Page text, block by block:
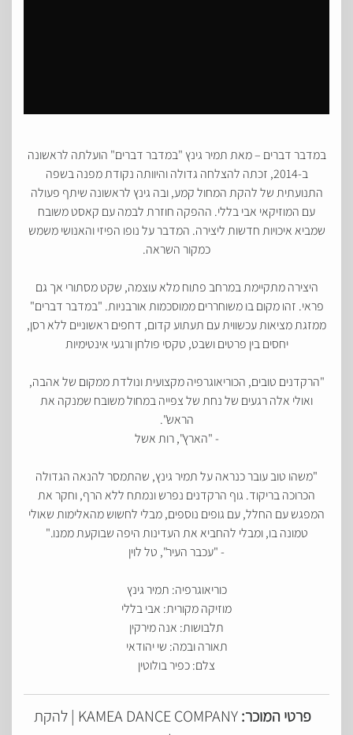
במדבר דברים – מאת תמיר גינץ "במדבר דברים" הועלתה לראשונה
ב-2014, זכתה להצלחה גדולה והיוותה נקודת מפנה בשפה
התנועתית של להקת המחול קמע, ובה גינץ לראשונה שיתף פעולה
עם המוזיקאי אבי בללי. ההפקה חוזרת לבמה עם קאסט משובח
שמביא איכויות חדשות ליצירה. המדבר על נופו הפיזי והאנושי משמש
כמקור השראה.
היצירה מתקיימת במרחב פתוח מלא עוצמה, שקט מסתורי אך גם
פראי. זהו מקום בו משוחררים ממוסכמות אורבניות. "במדבר דברים"
ממזגת מציאות עכשווית עם תעתוע קדום, דחפים ראשוניים ללא רסן,
יחסים בין פרטים ושבט, טקסי פולחן ורגעי אינטימיות
"הרקדנים טובים, הכוריאוגרפיה מקצועית ונולדת ממקום של אהבה,
ואולי אלה רגעים של נחת של צפייה במחול משובח שמנקה את
הראש".
- "הארץ", רות אשל
"משהו טוב עובר כנראה על תמיר גינץ, שהתמסר להנאה הגדולה
הכרוכה בריקוד. גוף הרקדנים נפרש ונמתח ללא הרף, וחקר את
המפגש עם החלל, עם גופים נוספים, מבלי לחשוש מהאלימות שאולי
טמונה בו, ומבלי להחביא את העדינות היפה שבוקעת ממנו."
- "עכבר העיר", טל לוין
כוריאוגרפיה: תמיר גינץ
מוזיקה מקורית: אבי בללי
תלבושות: אנה מירקין
תאורה ובמה: שי יהודאי
צלם: כפיר בולוטין
פרטי המוכר:
KAMEA DANCE COMPANY | להקת